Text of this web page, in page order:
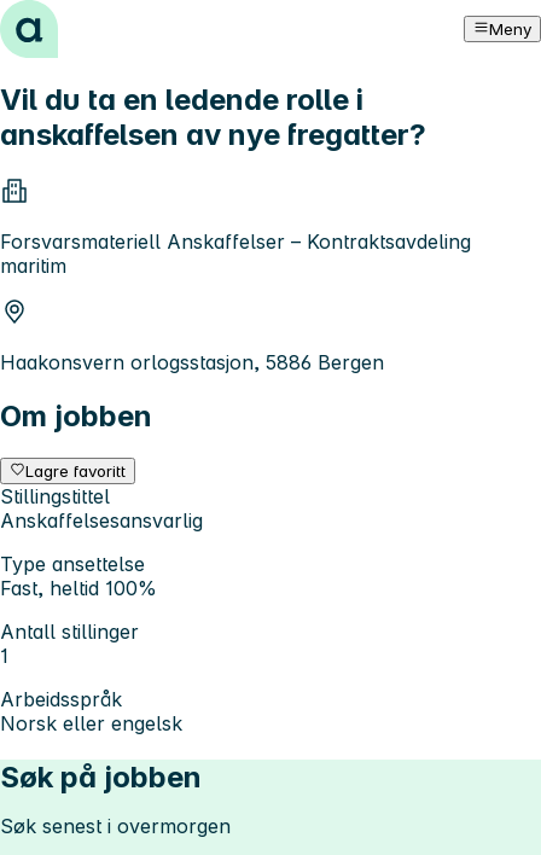
Hopp til innhold Meny
Vil du ta en ledende rolle i
anskaffelsen av nye fregatter?
Forsvarsmateriell Anskaffelser – Kontraktsavdeling
maritim
Haakonsvern orlogsstasjon, 5886 Bergen
Om jobben
Lagre favoritt
Stillingstittel
Anskaffelsesansvarlig
Type ansettelse
Fast, heltid 100%
Antall stillinger
1
Arbeidsspråk
Norsk eller engelsk
Søk på jobben
Søk senest i overmorgen